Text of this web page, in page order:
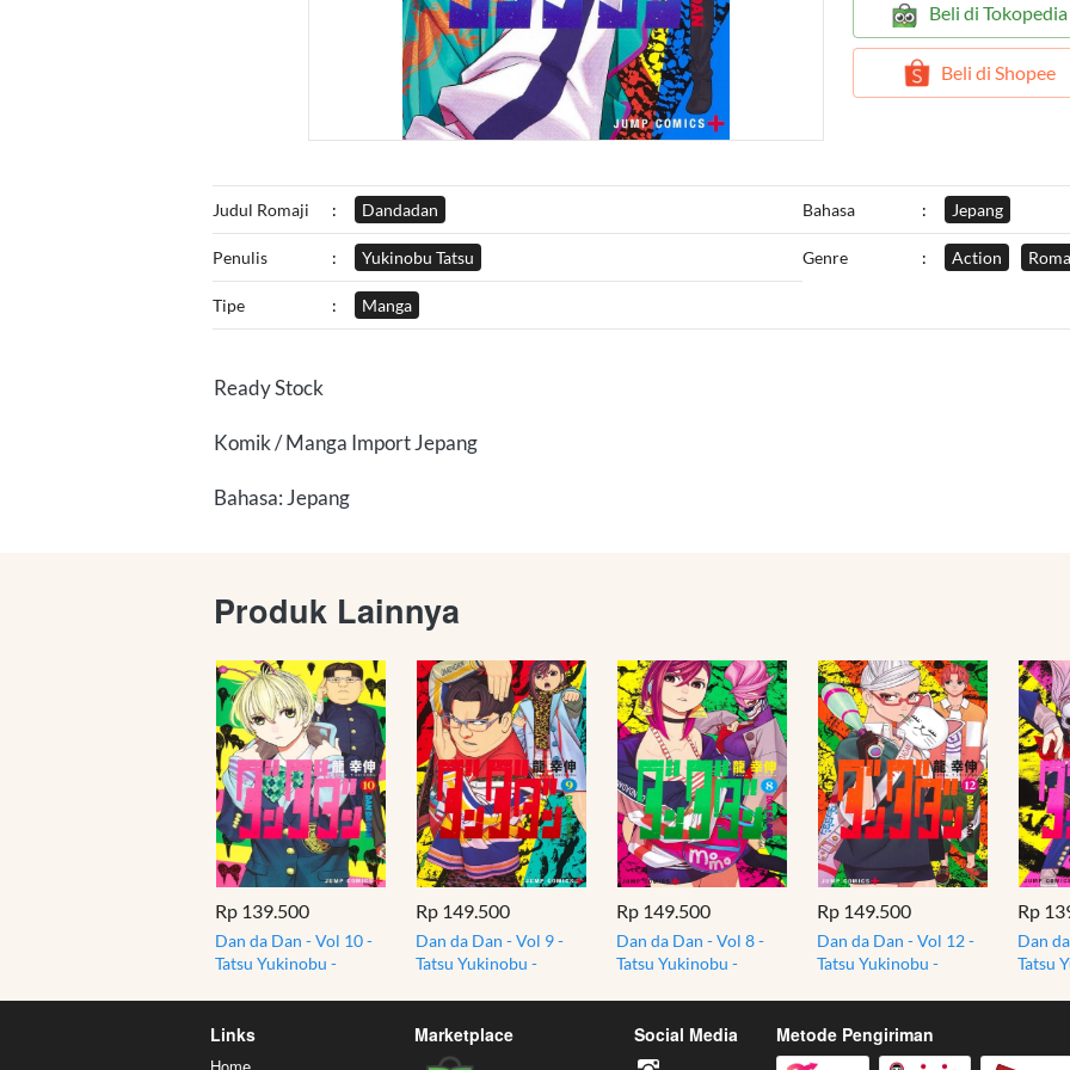
` Beli di Tokopedia
` Beli di Shopee
Judul Romaji : Dandadan Bahasa : Jepang
Penulis : Yukinobu Tatsu Genre : Action
Tipe : Manga
Ready Stock
Komik / Manga Import Jepang
Bahasa: Jepang
Produk Lainnya
Rp 139.500
Dan da Dan - Vol 10 -
Tatsu Yukinobu -
Rp 149.500
Dan da Dan - Vol 9 -
Tatsu Yukinobu -
Rp 149.500
Dan da Dan - Vol 8 -
Tatsu Yukinobu -
Rp 149.500
Dan da Dan - Vol 12 -
Tatsu Yukinobu -
Rp
Dan
Tatsu
Links Marketplace Social Media Metode Pengiriman